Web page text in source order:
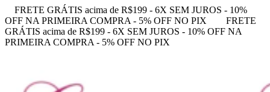
FRETE GRÁTIS acima de R$199 - 6X SEM JUROS - 10%
OFF NA PRIMEIRA COMPRA - 5% OFF NO PIX
FRETE
GRÁTIS acima de R$199 - 6X SEM JUROS - 10% OFF NA
PRIMEIRA COMPRA - 5% OFF NO PIX